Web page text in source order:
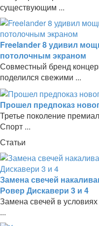
существующим ...
Freelander 8 удивил
потолочным экраном
Совместный бренд
поделился свежими ...
Прошел предпоказ
Третье поколение
Спорт ...
Статьи
Замена свечей
Ровер Дискавери 3 и 4
Замена свечей в
...